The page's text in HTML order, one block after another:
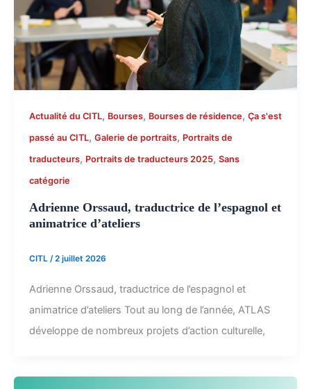
Actualité du CITL, Bourses, Bourses de résidence, Ça s'est
passé au CITL, Galerie de portraits, Portraits de
traducteurs, Portraits de traducteurs 2025, Sans
catégorie
Adrienne Orssaud, traductrice de l’espagnol et
animatrice d’ateliers
CITL /2 juillet 2026
Adrienne Orssaud, traductrice de l’espagnol et
animatrice d’ateliers Tout au long de l’année, ATLAS
développe de nombreux projets d’action culturelle,